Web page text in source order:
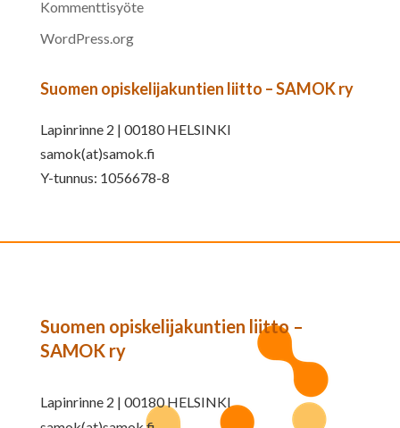
Kommenttisyöte
WordPress.org
Suomen opiskelijakuntien liitto – SAMOK ry
Lapinrinne 2 | 00180 HELSINKI
samok(at)samok.fi
Y-tunnus: 1056678-8
Suomen opiskelijakuntien liitto –
SAMOK ry
Lapinrinne 2 | 00180 HELSINKI